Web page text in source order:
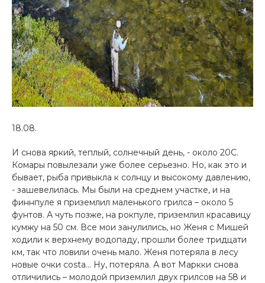
18.08.
И снова яркий, теплый, солнечный день, - около 20С.
Комары повылезали уже более серьезно. Но, как это и
бывает, рыба привыкла к солнцу и высокому давлению,
- зашевелилась. Мы были на среднем участке, и на
финнпуле я приземлил маленького грилса – около 5
фунтов. А чуть позже, на рокпуле, приземлил красавицу
кумжу на 50 см. Все мои занулились, но Женя с Мишей
ходили к верхнему водопаду, прошли более тридцати
км, так что ловили очень мало. Женя потеряла в лесу
новые очки costa… Ну, потеряла. А вот Маркки снова
отличились – молодой приземлил двух грилсов на 58 и